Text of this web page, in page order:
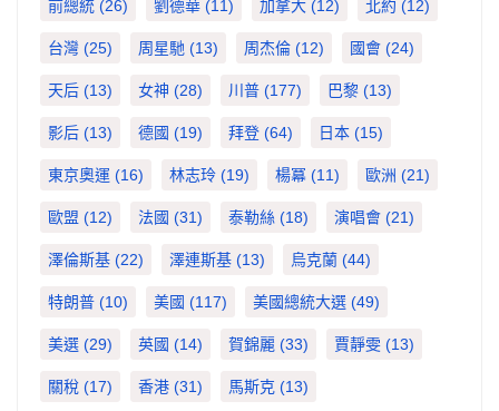
前總統 (26) 劉德華 (11) 加拿大 (12) 北約 (12)
台灣 (25) 周星馳 (13) 周杰倫 (12) 國會 (24)
天后 (13) 女神 (28) 川普 (177) 巴黎 (13)
影后 (13) 德國 (19) 拜登 (64) 日本 (15)
東京奧運 (16) 林志玲 (19) 楊冪 (11) 歐洲 (21)
歐盟 (12) 法國 (31) 泰勒絲 (18) 演唱會 (21)
澤倫斯基 (22) 澤連斯基 (13) 烏克蘭 (44)
特朗普 (10) 美國 (117) 美國總統大選 (49)
美選 (29) 英國 (14) 賀錦麗 (33) 賈靜雯 (13)
關稅 (17) 香港 (31) 馬斯克 (13)